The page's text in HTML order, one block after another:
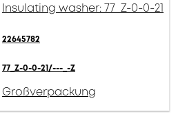
Insulating washer: 77_Z-0-0-21
22645782
77_Z-0-0-21/---_-Z
Großverpackung